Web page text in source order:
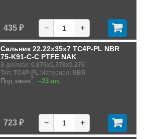
435 ₽ − +
Сальник 22.22x35x7 TC4P-PL NBR
75-K91-C-C PTFE NAK
В дюймах: 0.875x1.378x0.276
Тип: TC4P-PL Материал: NBR
Под заказ?: ~23 шт.
723 ₽ − +